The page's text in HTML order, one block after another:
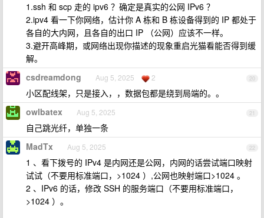
1.ssh 和 scp 走的 ipv6 ？确定是真实的公网 IPv6 ？
2.ipv4 看一下你网络，估计你 A 栋和 B 栋设备得到的 IP 都处于
各自的大内网，且各自的出口 IP （公网）应该不一样。
3.避开高峰期，或网络出现你描述的现象重启光猫看能否得到缓
解。
20
csdreamdong Aug 5, 2025 2
小区配线架，只是接入，，数据包都是绕到局端的。。
21
owlbatex Aug 5, 2025
自己跳光纤，单独一条
22
MadTx Aug 5, 2025
1 、看下拨号的 IPv4 是内网还是公网，内网的话尝试端口映射
试试（不要用标准端口，>1024 ）,公网也映射端口>1024 。
2 、IPv6 的话，修改 SSH 的服务端口（不要用标准端口，
>1024 ）。